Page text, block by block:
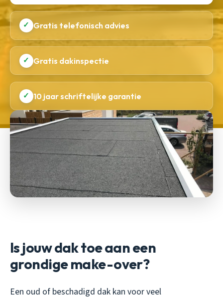
✓ Gratis telefonisch advies
✓ Gratis dakinspectie
✓ 10 jaar schriftelijke garantie
Is jouw dak toe aan een
grondige make-over?
Een oud of beschadigd dak kan voor veel